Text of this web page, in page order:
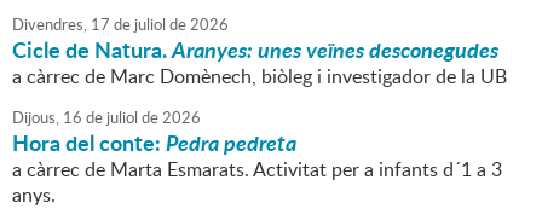
Divendres, 17 de juliol de2026
Cicle de Natura.Aranyes: unes veïnes desconegudes
a càrrec de Marc Domènech, biòleg i investigador de la UB
Dijous, 16 de juliol de2026
Hora del conte:Pedra pedreta
a càrrec de Marta Esmarats. Activitat per a infants d´1 a 3
anys.